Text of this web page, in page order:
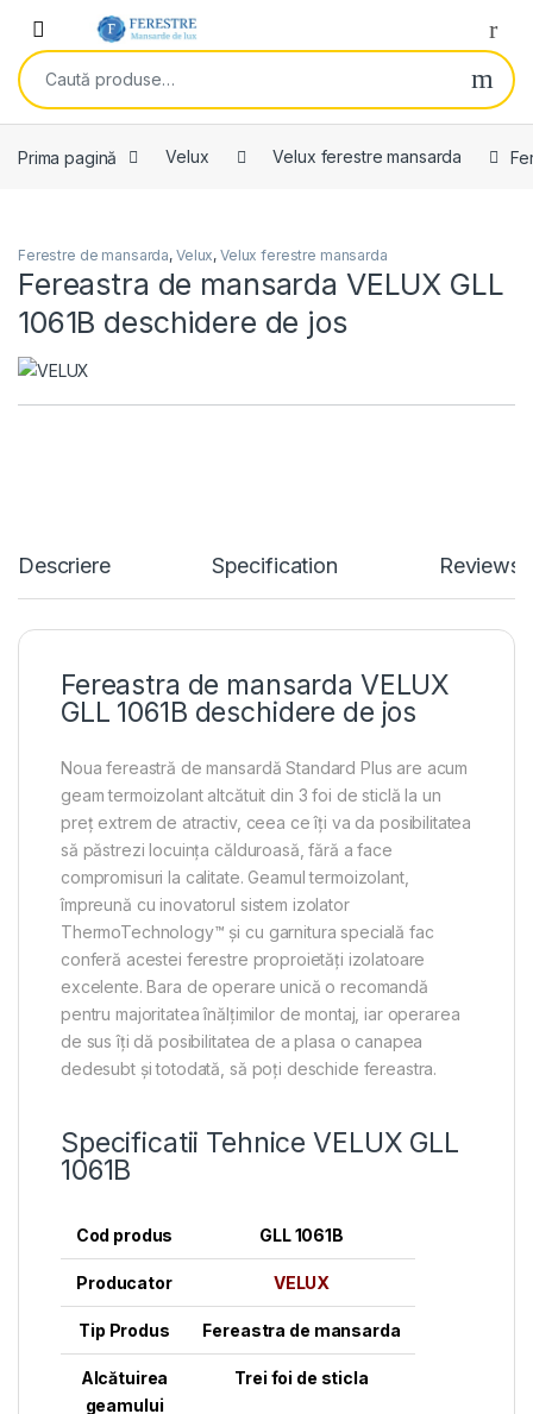
Skip to navigation
Skip to content
Open
Caută după:
Prima pagină Velux Velux ferestre mansarda
Ferestre de mansarda, Velux, Velux ferestre mansarda
Fereastra de mansarda VELUX GLL
1061B deschidere de jos
Descriere Specification Reviews
Fereastra de mansarda VELUX
GLL 1061B deschidere de jos
Noua fereastră de mansardă Standard Plus are acum
geam termoizolant altcătuit din 3 foi de sticlă la un
preț extrem de atractiv, ceea ce îți va da posibilitatea
să păstrezi locuința călduroasă, fără a face
compromisuri la calitate. Geamul termoizolant,
împreună cu inovatorul sistem izolator
ThermoTechnology™ și cu garnitura specială fac
conferă acestei ferestre proproietăți izolatoare
excelente. Bara de operare unică o recomandă
pentru majoritatea înălțimilor de montaj, iar operarea
de sus îți dă posibilitatea de a plasa o canapea
dedesubt și totodată, să poți deschide fereastra.
Specificatii Tehnice VELUX GLL
1061B
Cod produs GLL 1061B
Producator VELUX
Tip Produs Fereastra de mansarda
Alcătuirea
geamului
Trei foi de sticla